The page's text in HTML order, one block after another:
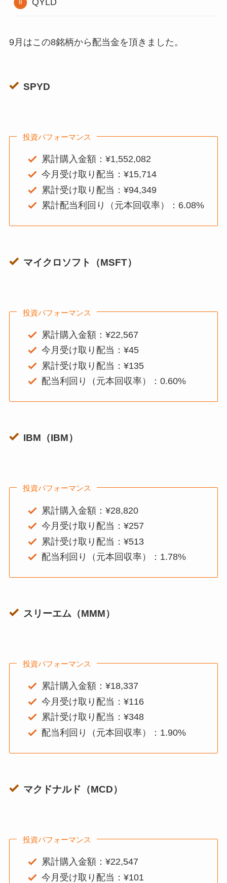
QYLD
9月はこの8銘柄から配当金を頂きました。
SPYD
投資パフォーマンス
累計購入金額：¥1,552,082
今月受け取り配当：¥15,714
累計受け取り配当：¥94,349
累計配当利回り（元本回収率）：6.08%
マイクロソフト（MSFT）
投資パフォーマンス
累計購入金額：¥22,567
今月受け取り配当：¥45
累計受け取り配当：¥135
配当利回り（元本回収率）：0.60%
IBM（IBM）
投資パフォーマンス
累計購入金額：¥28,820
今月受け取り配当：¥257
累計受け取り配当：¥513
配当利回り（元本回収率）：1.78%
スリーエム（MMM）
投資パフォーマンス
累計購入金額：¥18,337
今月受け取り配当：¥116
累計受け取り配当：¥348
配当利回り（元本回収率）：1.90%
マクドナルド（MCD）
投資パフォーマンス
累計購入金額：¥22,547
今月受け取り配当：¥101